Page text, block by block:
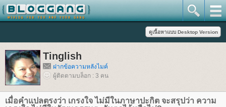
Tinglish
ฝากข้อความหลังไมค์
ผู้ติดตามบล็อก : 3 คน
เมื่อคำแปลตรงว่า เกรงใจ ไม่มีในภาษาปะกิต จะสรุปว่า ความ